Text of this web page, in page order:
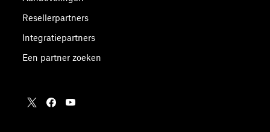
Resellerpartners
Integratiepartners
Een partner zoeken